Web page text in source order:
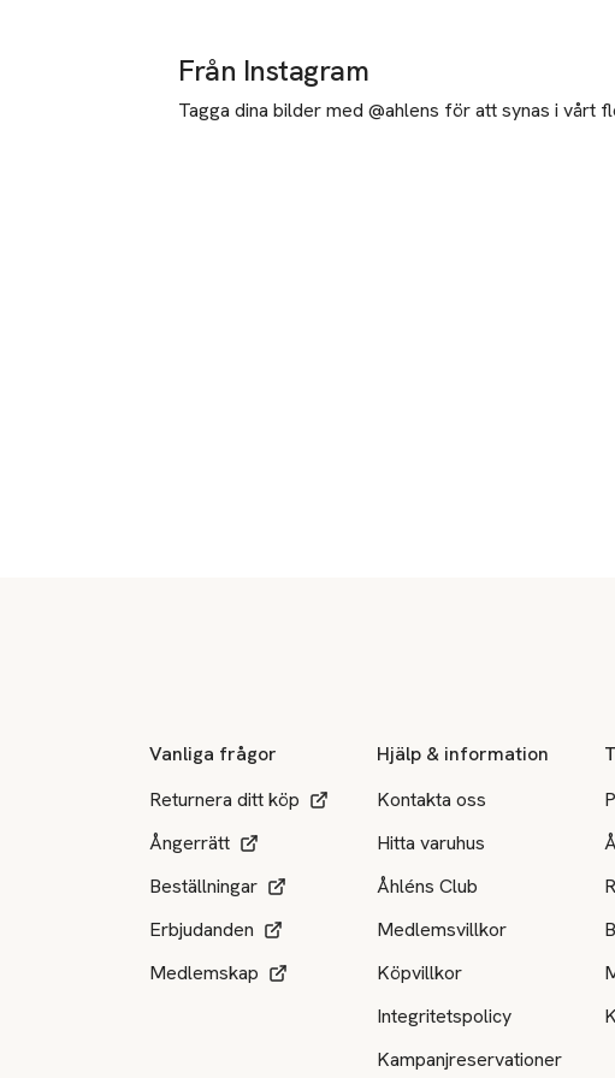
Från Instagram
Tagga dina bilder med @ahlens för att synas i vårt
Vanliga frågor
Returnera ditt köp
Ångerrätt
Beställningar
Erbjudanden
Medlemskap
Hjälp & information
Kontakta oss
Hitta varuhus
Åhléns Club
Medlemsvillkor
Köpvillkor
Integritetspolicy
Kampanjreservationer